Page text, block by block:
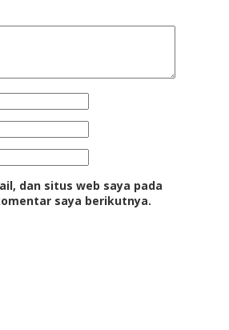
dan situs web saya pada
saya berikutnya.